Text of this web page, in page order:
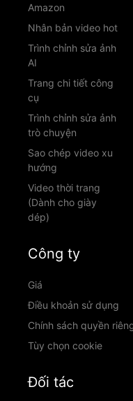
Amazon
Nhân bản video hot
Trình chỉnh sửa ảnh
AI
Trang chi tiết công
cụ
Trình chỉnh sửa ảnh
trò chuyện
Sao chép video xu
hướng
Video thời trang
(Dành cho giày
dép)
Công ty
Giá
Điều khoản sử dụng
Chính sách quyền
Tùy chọn cookie
Đối tác